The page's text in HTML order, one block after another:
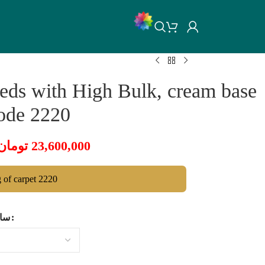
with High Bulk, cream base
2220
23,600,000
carpet 2220